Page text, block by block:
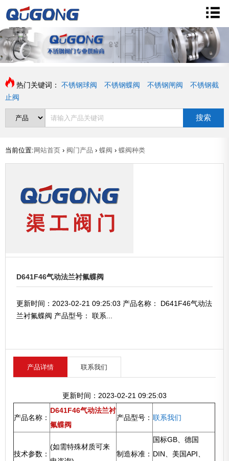
热门关键词： 不锈钢球阀 不锈钢蝶阀 不锈钢闸阀
不锈钢截
止阀
搜索
当前位置: 网站首页 › 阀门产品 › 蝶阀 › 蝶阀种类
D641F46气动法兰衬氟蝶阀
更新时间：2023-02-21 09:25:03 产品名称： D641F46气动法
兰衬氟蝶阀 产品型号： 联系...
产品详情 联系我们
更新时间：2023-02-21 09:25:03
产品名称：
D641F46气动法兰衬
氟蝶阀
产品型号： 联系我们
技术参数：
(如需特殊材质可来
制造标准：
国标GB、德国
DIN、美国API、